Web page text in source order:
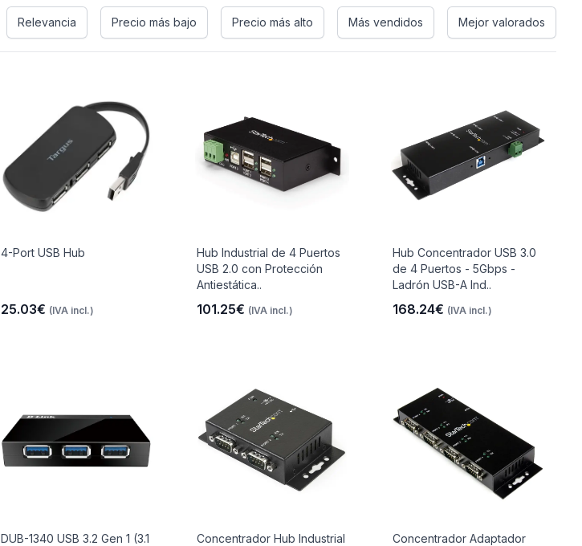
Relevancia Precio más bajo Precio más alto Más vendidos Mejor valorados
4-Port USB Hub
25.03€ (IVA incl.)
Hub Industrial de 4 Puertos
USB 2.0 con Protección
Antiestática..
101.25€ (IVA incl.)
Hub Concentrador USB 3.0
de 4 Puertos - 5Gbps -
Ladrón USB-A Ind..
168.24€ (IVA incl.)
DUB-1340 USB 3.2 Gen 1 (3.1
Concentrador Hub Industrial
Concentrador Adaptador